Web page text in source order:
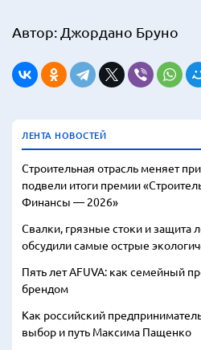
Автор: Джордано Бруно
ЛЕНТА НОВОСТЕЙ
Строительная отрасль меняет
подвели итоги премии
Финансы — 2026»
Свалки, грязные стоки и защита
обсудили самые острые
Пять лет AFUVA: как семейный
брендом
Как российский
выбор и путь Максима Пащенко